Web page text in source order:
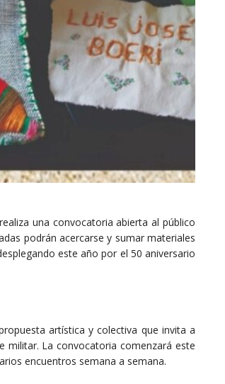
una convocatoria abierta al público
podrán acercarse y sumar materiales
este año por el 50 aniversario
artística y colectiva que invita a
militar. La convocatoria comenzará este
encuentros semana a semana.